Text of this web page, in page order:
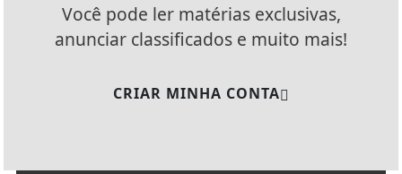
Você pode ler matérias exclusivas,
anunciar classificados e muito mais!
CRIAR MINHA CONTA